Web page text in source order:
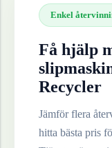
Enkel
Få hjälp
Recycler
Jämför flera
hitta bästa pris